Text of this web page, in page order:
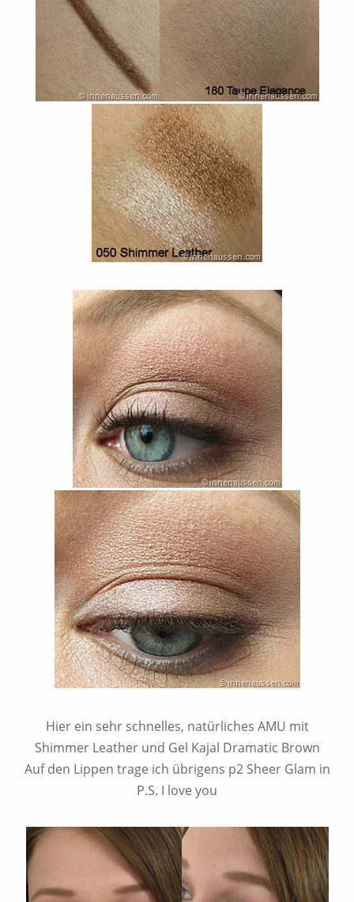
Hier ein sehr schnelles, natürliches AMU mit
Shimmer Leather und Gel Kajal Dramatic Brown
Auf den Lippen trage ich übrigens p2 Sheer Glam in
P.S. I love you